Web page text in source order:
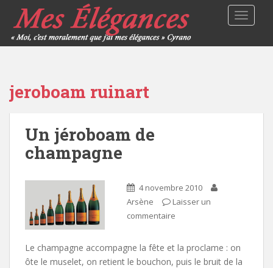
jeroboam ruinart
Un jéroboam de
champagne
4 novembre 2010
Arsène
Laisser un
commentaire
Le champagne accompagne la fête et la proclame : on
ôte le muselet, on retient le bouchon, puis le bruit de la